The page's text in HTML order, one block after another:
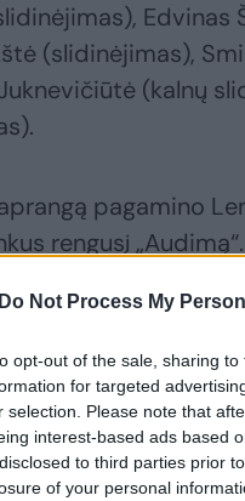
Do Not Process My
opt-out of the sale, sharing
for targeted
selection. Please note that
interest-based ads based
to third parties prior
of your personal
Edvinas
(slidinėjimas),
(kalnų
pagamino
rengusį „Audimą“.